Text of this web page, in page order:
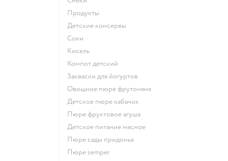
Продукты
детские консервы
Соки
кисель
компот детский
Закваски для йогуртов
овощное пюре фрутоняня
детское пюре кабачок
пюре фруктовое агуша
детское питание мясное
пюре сады придонья
пюре semper